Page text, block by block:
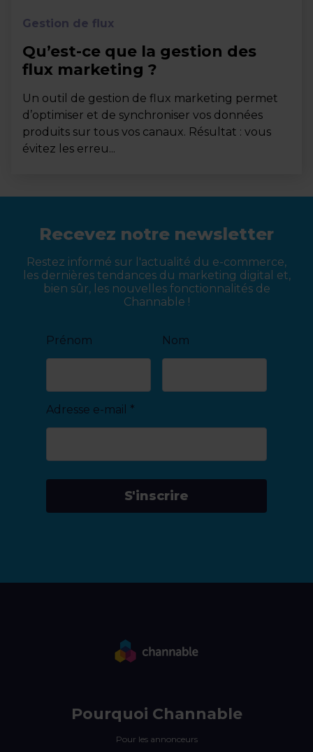
Gestion de flux
Qu’est-ce que la gestion des
flux marketing ?
Un outil de gestion de flux marketing permet
d’optimiser et de synchroniser vos données
produits sur tous vos canaux. Résultat : vous
évitez les erreu...
Recevez notre newsletter
Restez informé sur l'actualité du e-commerce,
les dernières tendances du marketing digital et,
bien sûr, les nouvelles fonctionnalités de
Channable !
Prénom Nom
Adresse e-mail *
S'inscrire
Pourquoi Channable
Pour les annonceurs